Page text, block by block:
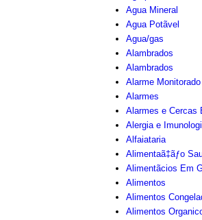
Agua Mineral
Agua Potãvel
Agua/gas
Alambrados
Alambrados
Alarme Monitorado
Alarmes
Alarmes e
Alergia e
Alfaiataria
Alimentaã‡ãƒo
Alimentãcios Em
Alimentos
Alimentos
Alimentos